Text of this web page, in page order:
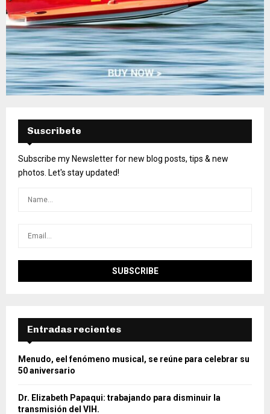
Suscribete
Subscribe my Newsletter for new blog posts, tips & new
photos. Let's stay updated!
Entradas recientes
Menudo, eel fenómeno musical, se reúne para celebrar su
50 aniversario
Dr. Elizabeth Papaqui: trabajando para disminuir la
transmisión del VIH.